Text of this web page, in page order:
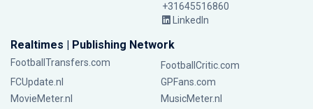
+31645516860
LinkedIn
Realtimes | Publishing Network
FootballTransfers.com
FootballCritic.com
FCUpdate.nl
GPFans.com
MovieMeter.nl
MusicMeter.nl